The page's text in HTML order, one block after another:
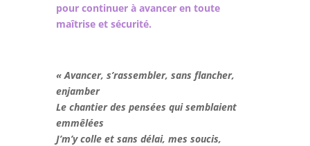
pour continuer à avancer en toute
maîtrise et sécurité.
« Avancer, s’rassembler, sans flancher,
enjamber
Le chantier des pensées qui semblaient
emmêlées
J’m’y colle et sans délai, mes soucis,